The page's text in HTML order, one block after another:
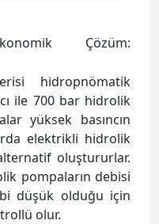
Çözüm:
hidropnömatik
ile 700 bar hidrolik
yüksek basıncın
elektrikli hidrolik
oluştururlar.
pompaların debisi
düşük olduğu için
olur.